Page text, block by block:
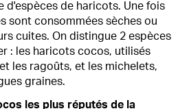
d'espèces de haricots. Une fois
sont consommées sèches ou
cuites. On distingue 2 espèces
: les haricots cocos, utilisés
les ragoûts, et les michelets,
graines.
les plus réputés de la